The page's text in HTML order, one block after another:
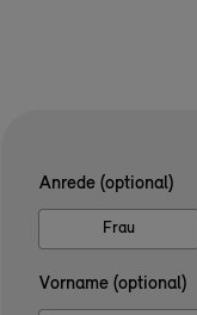
Anrede (optional)
Frau
Vorname (optional)